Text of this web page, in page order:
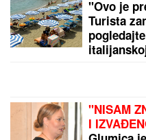
IMA PREDIVNO